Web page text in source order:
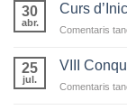
30
abr.
Curs
Comentaris
25
jul.
VIII
Comentaris